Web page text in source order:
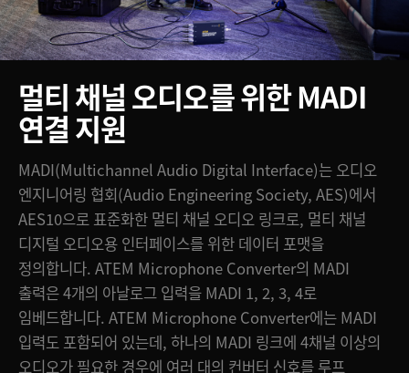
멀티 채널 오디오를위한 MADI
연결 지원
MADI(Multichannel Audio Digital Interface)는 오디오
엔지니어링 협회(Audio Engineering Society, AES)에서
AES10으로 표준화한 멀티 채널 오디오 링크로, 멀티 채널
디지털 오디오용 인터페이스를 위한 데이터 포맷을
정의합니다. ATEM Microphone Converter의 MADI
출력은 4개의 아날로그 입력을 MADI 1, 2, 3, 4로
임베드합니다. ATEM Microphone Converter에는 MADI
입력도 포함되어 있는데, 하나의 MADI 링크에 4채널 이상의
오디오가 필요한 경우에 여러 대의 컨버터 신호를 루프